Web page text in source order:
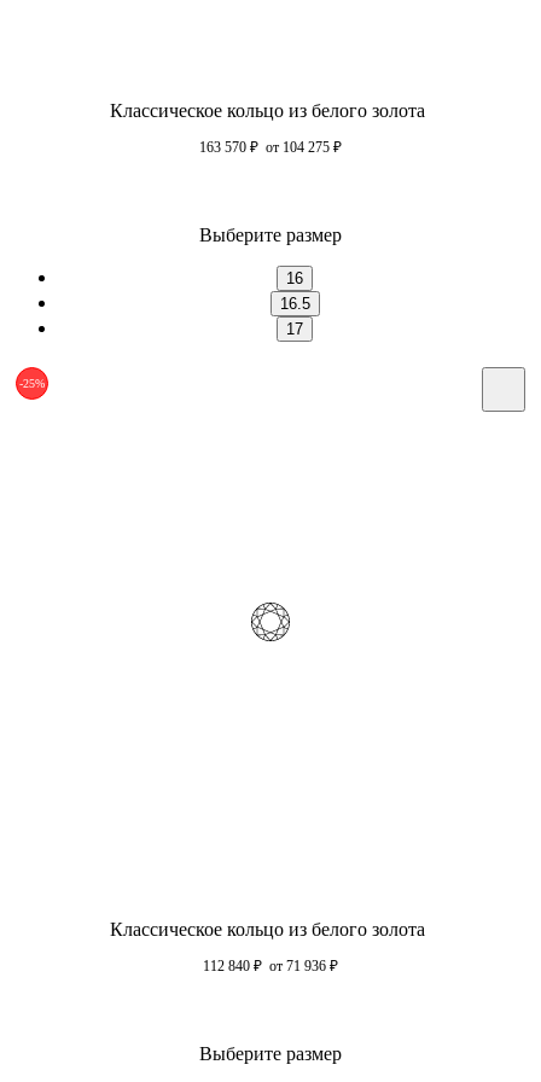
Классическое кольцо из белого золота
163 570 ₽ от 104 275 ₽
Выберите размер
16
16.5
17
-25%
Классическое кольцо из белого золота
112 840 ₽ от 71 936 ₽
Выберите размер